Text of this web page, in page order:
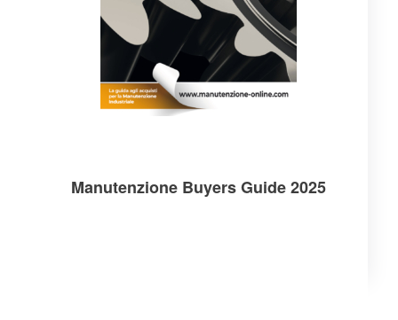
Manutenzione Buyers Guide 2025